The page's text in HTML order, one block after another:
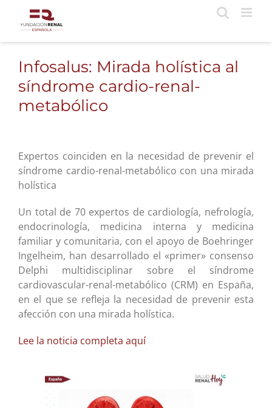
contenido
Infosalus: Mirada holística al
síndrome cardio-renal-
metabólico
Expertos coinciden en la necesidad de prevenir el
síndrome cardio-renal-metabólico con una mirada
holística
Un total de 70 expertos de cardiología, nefrología,
endocrinología, medicina interna y medicina
familiar y comunitaria, con el apoyo de Boehringer
Ingelheim, han desarrollado el «primer» consenso
Delphi multidisciplinar sobre el síndrome
cardiovascular-renal-metabólico (CRM) en España,
en el que se refleja la necesidad de prevenir esta
afección con una mirada holística.
Lee la noticia completa aquí